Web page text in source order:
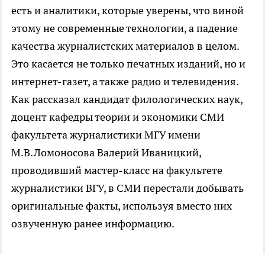
есть и аналитики, которые уверены, что виной
этому не современные технологии, а падение
качества журналистских материалов в целом.
Это касается не только печатных изданий, но и
интернет-газет, а также радио и телевидения.
Как рассказал кандидат филологических наук,
доцент кафедры теории и экономики СМИ
факультета журналистики МГУ имени
М.В.Ломоносова Валерий Иваницкий,
проводивший мастер-класс на факультете
журналистики ВГУ, в СМИ перестали добывать
оригинальные факты, используя вместо них
озвученную ранее информацию.